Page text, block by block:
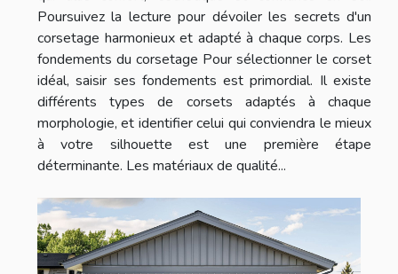
Poursuivez la lecture pour dévoiler les secrets d'un
corsetage harmonieux et adapté à chaque corps. Les
fondements du corsetage Pour sélectionner le corset
idéal, saisir ses fondements est primordial. Il existe
différents types de corsets adaptés à chaque
morphologie, et identifier celui qui conviendra le mieux
à votre silhouette est une première étape
déterminante. Les matériaux de qualité...